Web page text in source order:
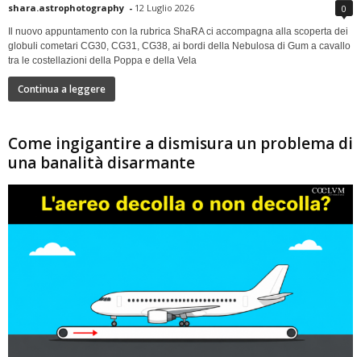
shara.astrophotography - 12 Luglio 2026 0
Il nuovo appuntamento con la rubrica ShaRA ci accompagna alla scoperta dei
globuli cometari CG30, CG31, CG38, ai bordi della Nebulosa di Gum a cavallo
tra le costellazioni della Poppa e della Vela
Continua a leggere
Come ingigantire a dismisura un problema di
una banalità disarmante